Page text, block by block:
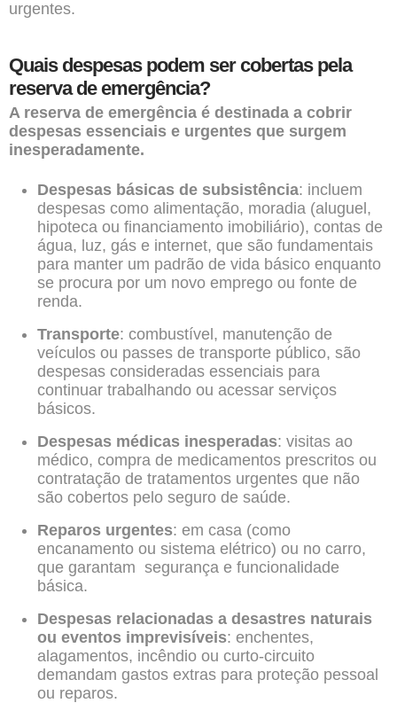
urgentes.
Quais despesas podem ser cobertas pela
reserva de emergência?
A reserva de emergência é destinada a cobrir
despesas essenciais e urgentes que surgem
inesperadamente.
Despesas básicas de subsistência: incluem
despesas como alimentação, moradia (aluguel,
hipoteca ou financiamento imobiliário), contas de
água, luz, gás e internet, que são fundamentais
para manter um padrão de vida básico enquanto
se procura por um novo emprego ou fonte de
renda.
Transporte: combustível, manutenção de
veículos ou passes de transporte público, são
despesas consideradas essenciais para
continuar trabalhando ou acessar serviços
básicos.
Despesas médicas inesperadas: visitas ao
médico, compra de medicamentos prescritos ou
contratação de tratamentos urgentes que não
são cobertos pelo seguro de saúde.
Reparos urgentes: em casa (como
encanamento ou sistema elétrico) ou no carro,
que garantam segurança e funcionalidade
básica.
Despesas relacionadas a desastres naturais
ou eventos imprevisíveis: enchentes,
alagamentos, incêndio ou curto-circuito
demandam gastos extras para proteção pessoal
ou reparos.